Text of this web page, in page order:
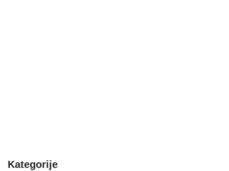
Kategorije